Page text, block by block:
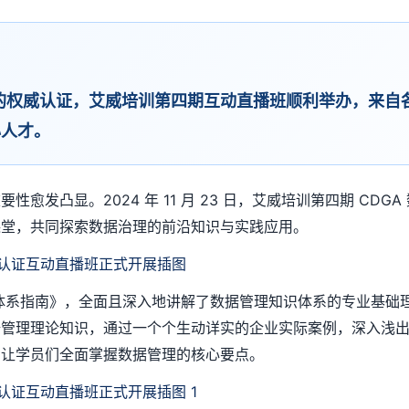
威认证，艾威培训第四期互动直播班顺利举办，来
才。
性愈发凸显。2024 年 11 月 23 日，艾威培训第四期
，共同探索数据治理的前沿知识与实践应用。
指南》，全面且深入地讲解了数据管理知识体系的专业基
理理论知识，通过一个个生动详实的企业实际案例，深入浅
学员们全面掌握数据管理的核心要点。